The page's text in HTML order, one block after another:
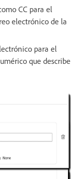
CC para el
electrónico de la
para el
que describe